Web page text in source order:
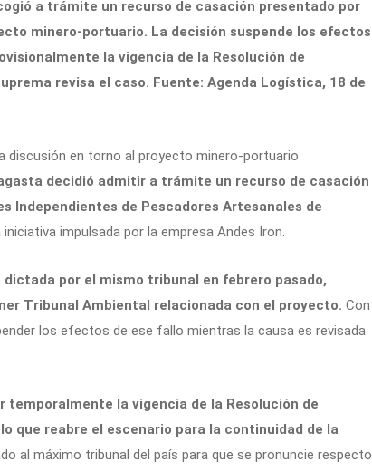
a trámite un recurso de casación presentado por
minero-portuario. La decisión suspende los efectos
la vigencia de la Resolución de
revisa el caso. Fuente: Agenda Logística, 18 de
discusión en torno al proyecto minero-portuario
decidió admitir a trámite un recurso de casación
Independientes de Pescadores Artesanales de
impulsada por la empresa Andes Iron.
por el mismo tribunal en febrero pasado,
Tribunal Ambiental relacionada con el proyecto. Con
los efectos de ese fallo mientras la causa es revisada
la vigencia de la Resolución de
que reabre el escenario para la continuidad de la
al máximo tribunal del país para que se pronuncie respecto